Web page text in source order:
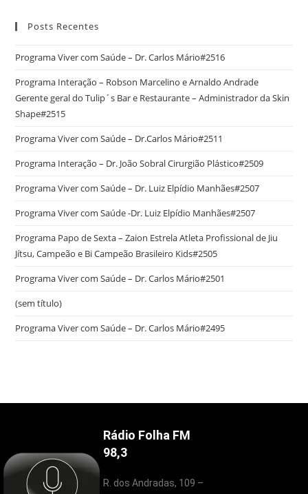
Posts Recentes
Programa Viver com Saúde – Dr. Carlos Mário#2516
Programa Interação – Robson Marcelino e Arnaldo Andrade
Gerente geral do Tulip´s Bar e Restaurante – Administrador da Skin
Shape#2515
Programa Viver com Saúde – Dr.Carlos Mário#2511
Programa Interação – Dr. João Sobral Cirurgião Plástico#2509
Programa Viver com Saúde – Dr. Luiz Elpídio Manhães#2507
Programa Viver com Saúde -Dr. Luiz Elpídio Manhães#2507
Programa Papo de Sexta – Zaion Estrela Atleta Profissional de Jiu
Jítsu, Campeão e Bi Campeão Brasileiro Kids#2505
Programa Viver com Saúde – Dr. Carlos Mário#2501
(sem título)
Programa Viver com Saúde – Dr. Carlos Mário#2495
Rádio Folha FM
98,3
R. dos Andradas, 109 –